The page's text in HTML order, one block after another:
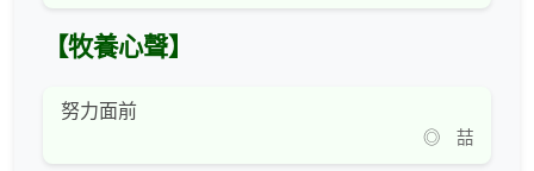
【牧養心聲】
努力面前
◎ 喆